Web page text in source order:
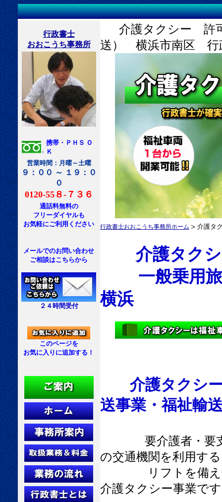
行政書士
おおこうち事務所
携帯・ＰＨＳ Ｏ
Ｋ
営業時間：月曜～土曜
９：００ ～ １９：０
０
0120-55８-７３６
通話料無料の
フリーダイヤルも
お気軽にご利用ください
メールでのお問い合わせ
ご相談はこちらから
２４時間受付
このページを
お気に入りに追加する！
介護タクシー 許
送） 横浜市南区 行
行政書士おおこうち事務所ホーム ＞ 介護タ
介護タク
一般乗用旅
横浜
介護タクシ
送事業・福祉輸
要介護者・要
の交通機関を利用す
リフトを備え付け
介護タクシー事業で